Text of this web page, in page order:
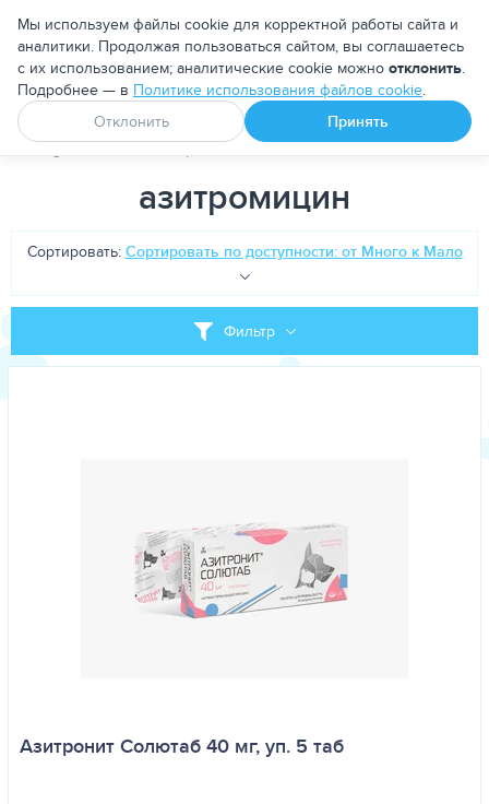
Москва
Апоквел Ветмедин От блох и клещей
PetDog Теги азитромицин
азитромицин
Фильтр
Сортировать: Сортировать по доступности: от Много к Мало
Азитронит Солютаб 40 мг, уп. 5 таб
Мы используем файлы cookie для корректной работы сайта и
аналитики. Продолжая пользоваться сайтом, вы соглашаетесь
с их использованием; аналитические cookie можно отклонить.
Подробнее — в Политике использования файлов cookie.
Отклонить
Принять